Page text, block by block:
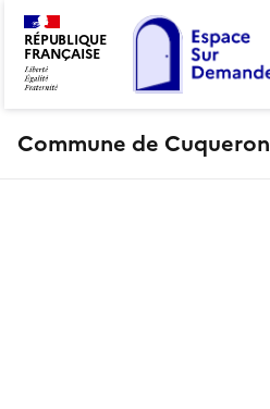
RÉPUBLIQUE
FRANÇAISE
Commune de Cuqueron